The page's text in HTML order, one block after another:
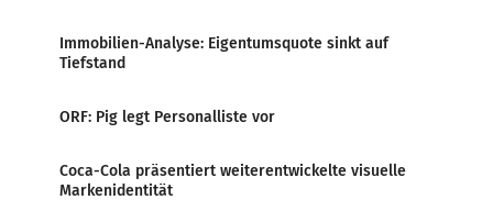
Immobilien-Analyse: Eigentumsquote sinkt auf
Tiefstand
ORF: Pig legt Personalliste vor
Coca-Cola präsentiert weiterentwickelte visuelle
Markenidentität